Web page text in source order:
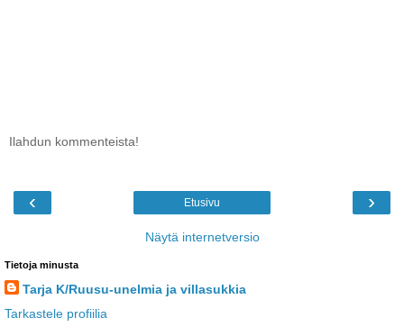
Ilahdun kommenteista!
‹ ›
Etusivu
Näytä internetversio
Tietoja minusta
Tarja K/Ruusu-unelmia ja villasukkia
Tarkastele profiilia